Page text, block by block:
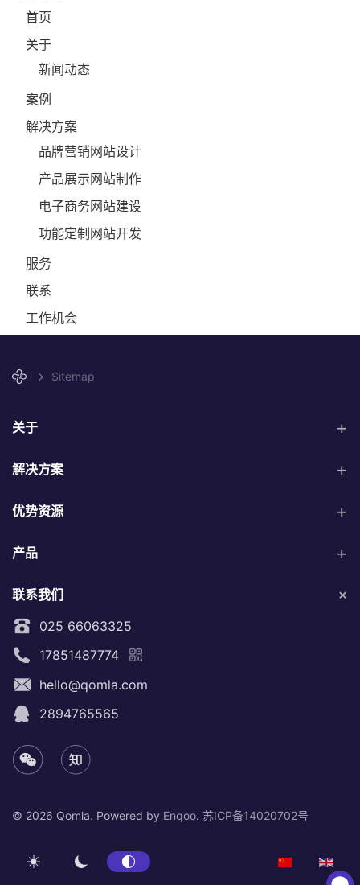
首页
关于
新闻动态
案例
解决方案
品牌营销网站设计
产品展示网站制作
电子商务网站建设
功能定制网站开发
服务
联系
工作机会
Sitemap
关于
解决方案
优势资源
产品
联系我们
025 66063325
17851487774
hello@qomla.com
2894765565
© 2026 Qomla. Powered by Enqoo. 苏ICP备14020702号